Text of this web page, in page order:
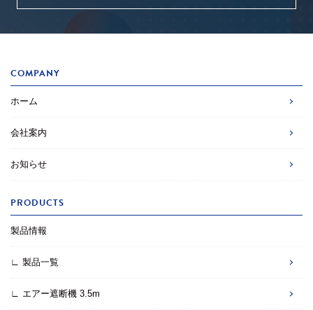
COMPANY
ホーム
会社案内
お知らせ
PRODUCTS
製品情報
∟ 製品一覧
∟ エアー遮断機 3.5m